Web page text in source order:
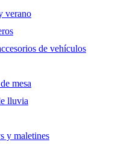
verano
de vehículos
mesa
lluvia
y maletines